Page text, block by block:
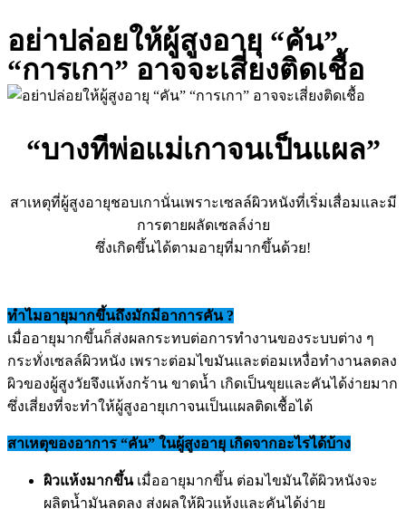
อย่าปล่อยให้ผู้สูงอายุ “คัน”
“การเกา” อาจจะเสี่ยงติดเชื้อ
“บางทีพ่อแม่เกาจนเป็นแผล”
สาเหตุที่ผู้สูงอายุชอบเกานั่นเพราะเซลล์ผิวหนังที่เริ่มเสื่อมและมี
การตายผลัดเซลล์ง่าย
ซึ่งเกิดขึ้นได้ตามอายุที่มากขึ้นด้วย!
ทำไมอายุมากขึ้นถึงมักมีอาการคัน ?
เมื่ออายุมากขึ้นก็ส่งผลกระทบต่อการทำงานของระบบต่าง ๆ
กระทั่งเซลล์ผิวหนัง เพราะต่อมไขมันและต่อมเหงื่อทำงานลดลง
ผิวของผู้สูงวัยจึงแห้งกร้าน ขาดน้ำ เกิดเป็นขุยและคันได้ง่ายมาก
ซึ่งเสี่ยงที่จะทำให้ผู้สูงอายุเกาจนเป็นแผลติดเชื้อได้
สาเหตุของอาการ “คัน” ในผู้สูงอายุ เกิดจากอะไรได้บ้าง
ผิวแห้งมากขึ้นเมื่ออายุมากขึ้น ต่อมไขมันใต้ผิวหนังจะ
ผลิตน้ำมันลดลง ส่งผลให้ผิวแห้งและคันได้ง่าย